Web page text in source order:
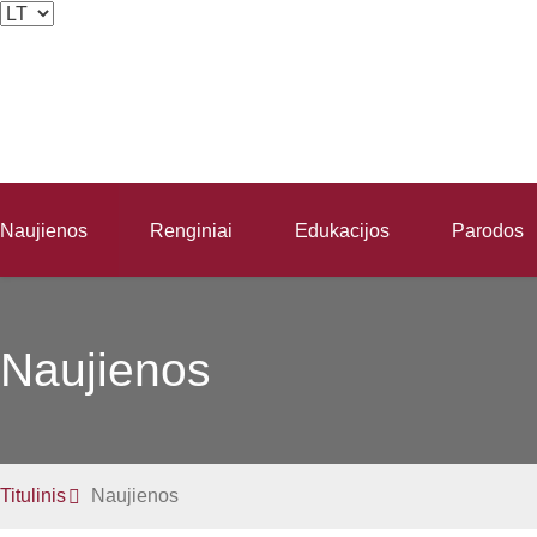
Naujienos Renginiai Edukacijos Parodos
Naujienos
Titulinis Naujienos